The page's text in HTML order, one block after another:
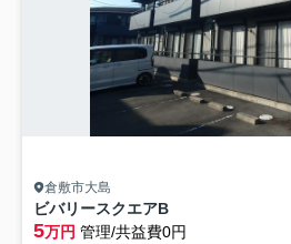
倉敷市大島
ビバリースクエアB
5万円 管理/共益費0円